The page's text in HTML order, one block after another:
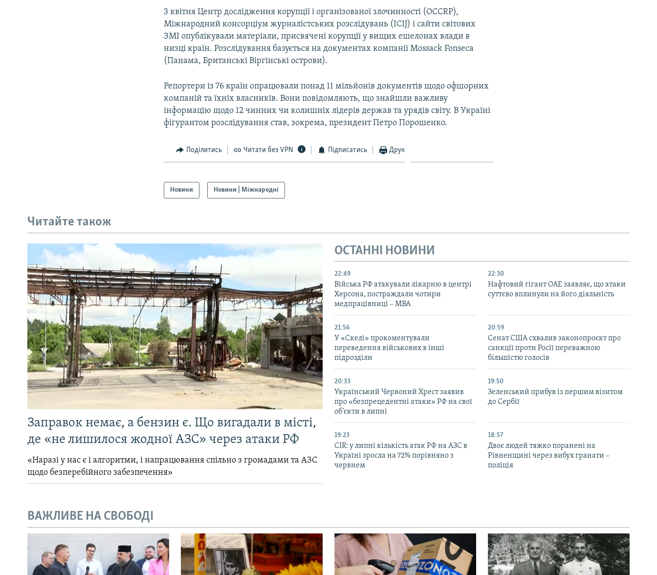
3 квітня Центр дослідження корупції і організованої злочинності (OCCRP),
Міжнародний консорціум журналістських розслідувань (ICIJ) і сайти світових
ЗМІ опублікували матеріали, присвячені корупції у вищих ешелонах влади в
низці країн. Розслідування базується на документах компанії Mossack Fonseca
(Панама, Британські Віргінські острови).
Репортери із 76 країн опрацювали понад 11 мільйонів документів щодо офшорних
компаній та їхніх власників. Вони повідомляють, що знайшли важливу
інформацію щодо 12 чинних чи колишніх лідерів держав та урядів світу. В Україні
фігурантом розслідування став, зокрема, президент Петро Порошенко.
Поділитись Читати без VPN Підписатись Друк
Новини Новини | Міжнародні
Читайте також
Заправок немає, а бензин є. Що вигадали в місті,
де «не лишилося жодної АЗС» через атаки РФ
«Наразі у нас є і алгоритми, і напрацювання спільно з громадами та АЗС
щодо безперебійного забезпечення»
ОСТАННІ НОВИНИ
22:49
Війська РФ атакували лікарню в центрі
Херсона, постраждали чотири
медпрацівниці – МВА
22:30
Нафтовий гігант ОАЕ заявляє, що атаки
суттєво вплинули на його діяльність
21:56
У «Скелі» прокоментували
переведення військових в інші
підрозділи
20:59
Cенат США схвалив законопроєкт про
санкції проти Росії переважною
більшістю голосів
20:33
Український Червоний Хрест заявив
про «безпрецедентні атаки» РФ на свої
об’єкти в липні
19:50
Зеленський прибув із першим візитом
до Сербії
19:23
CIR: у липні кількість атак РФ на АЗС в
Україні зросла на 72% порівняно з
червнем
18:57
Двоє людей тяжко поранені на
Рівненщині через вибух гранати –
поліція
ВАЖЛИВЕ НА СВОБОДІ